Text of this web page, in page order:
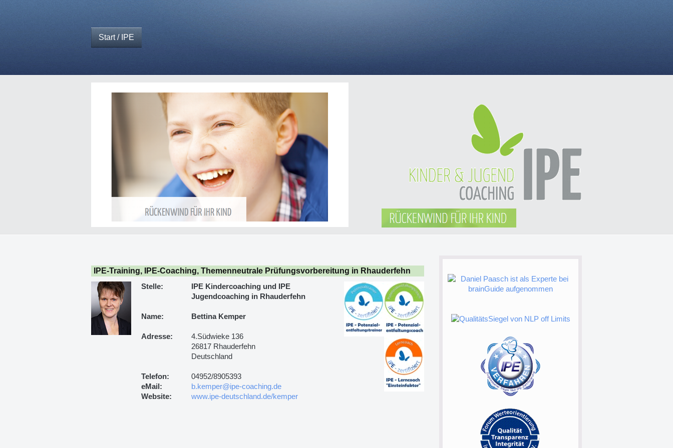
Start / IPE
IPE-Training, IPE-Coaching, Themenneutrale Prüfungsvorbereitung in Rhauderfehn
Stelle:
IPE Kindercoaching und IPE
Jugendcoaching in Rhauderfehn
Name:
Adresse:
Telefon:
eMail:
Website:
Bettina Kemper
4.Südwieke 136
26817 Rhauderfehn
Deutschland
04952/8905393
b.kemper@ipe-coaching.de
www.ipe-deutschland.de/kemper